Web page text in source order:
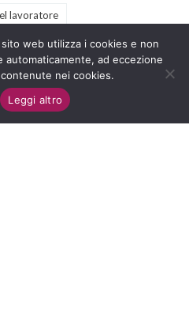
lavoratore
antidiscriminatorio
GPS illegittimità
LawforChange
web utilizza i cookies e non
automaticamente, ad eccezione
nei cookies.
Leggi altro